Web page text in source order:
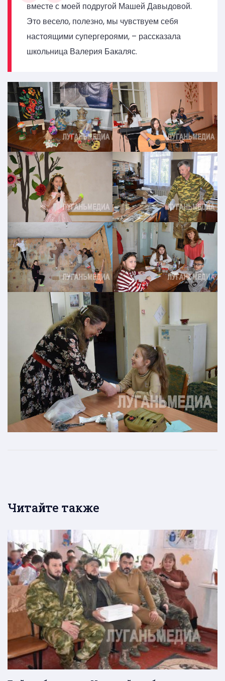
вместе с моей подругой Машей Давыдовой.
Это весело, полезно, мы чувствуем себя
настоящими супергероями, – рассказала
школьница Валерия Бакаляс.
Читайте также